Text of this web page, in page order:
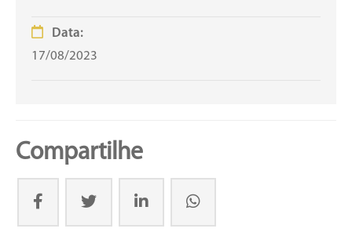
Data:
17/08/2023
Compartilhe